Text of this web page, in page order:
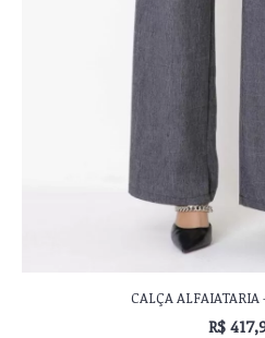
CALÇA
R$